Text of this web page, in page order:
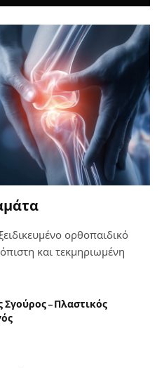
ορθοπαιδικό
και τεκμηριωμένη
Σγούρος – Πλαστικός